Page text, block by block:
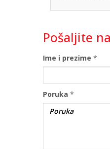
Pošaljite
Ime i prezime *
Poruka *